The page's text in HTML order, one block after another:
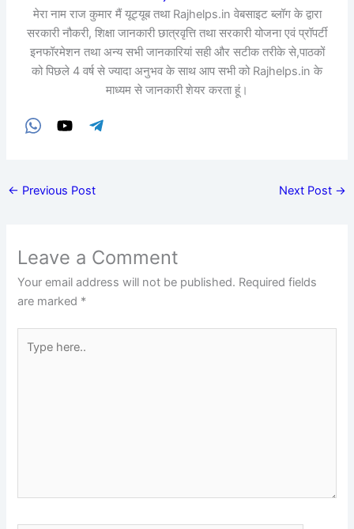
मेरा नाम राज कुमार मैं यूट्यूब तथा Rajhelps.in वेबसाइट ब्लॉग के द्वारा
सरकारी नौकरी, शिक्षा जानकारी छात्रवृत्ति तथा सरकारी योजना एवं प्रॉपर्टी
इनफॉरमेशन तथा अन्य सभी जानकारियां सही और सटीक तरीके से,पाठकों
को पिछले 4 वर्ष से ज्यादा अनुभव के साथ आप सभी को Rajhelps.in के
माध्यम से जानकारी शेयर करता हूं।
← Previous Post Next Post →
Leave a Comment
Your email address will not be published. Required fields
are marked *
here..